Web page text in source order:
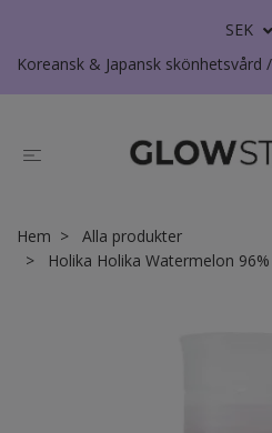
SEK
Koreansk & Japansk skönhetsvård
Hem
Alla produkter
Holika Holika Watermelon